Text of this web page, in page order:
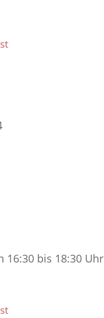
16:30 bis 18:30 Uhr